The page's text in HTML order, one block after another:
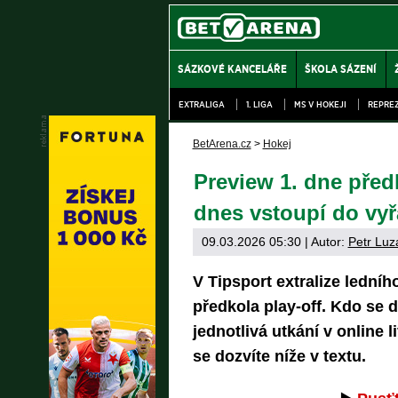
SÁZKOVÉ KANCELÁŘE ŠKOLA SÁZENÍ
EXTRALIGA 1. LIGA MS V HOKEJI
BetArena.cz > Hokej
Preview 1. dne
dnes vstoupí do
09.03.2026 05:30| Autor: Petr
V Tipsport extralize
předkola play-off. Kdo se
jednotlivá utkání v online
se dozvíte níže v textu.